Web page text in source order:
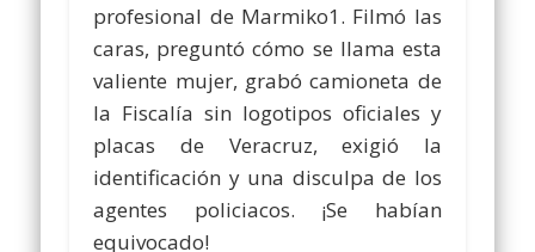
profesional de Marmiko1. Filmó las
caras, preguntó cómo se llama esta
valiente mujer, grabó camioneta de
la Fiscalía sin logotipos oficiales y
placas de Veracruz, exigió la
identificación y una disculpa de los
agentes policiacos. ¡Se habían
equivocado!